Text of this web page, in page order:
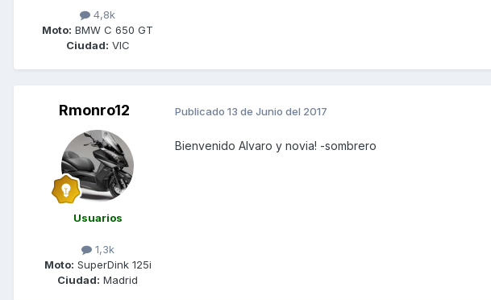
4,8k
Moto: BMW C 650 GT
Ciudad: VIC
Rmonro12
Usuarios
1,3k
Moto: SuperDink 125i
Ciudad: Madrid
Publicado 13 de Junio del 2017
Bienvenido Alvaro y novia! -sombrero